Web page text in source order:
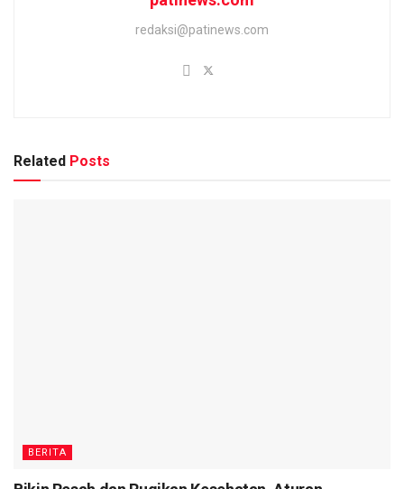
redaksi@patinews.com
Related Posts
BERITA